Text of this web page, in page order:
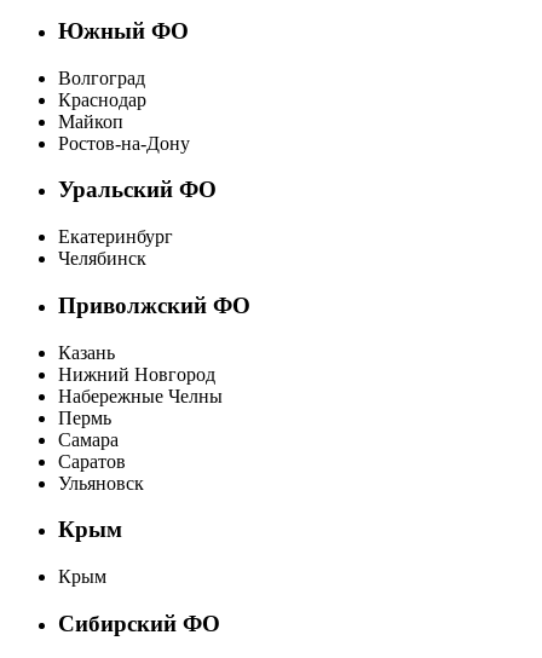
Южный ФО
Волгоград
Краснодар
Майкоп
Ростов-на-Дону
Уральский ФО
Екатеринбург
Челябинск
Приволжский ФО
Казань
Нижний Новгород
Набережные Челны
Пермь
Самара
Саратов
Ульяновск
Крым
Крым
Сибирский ФО